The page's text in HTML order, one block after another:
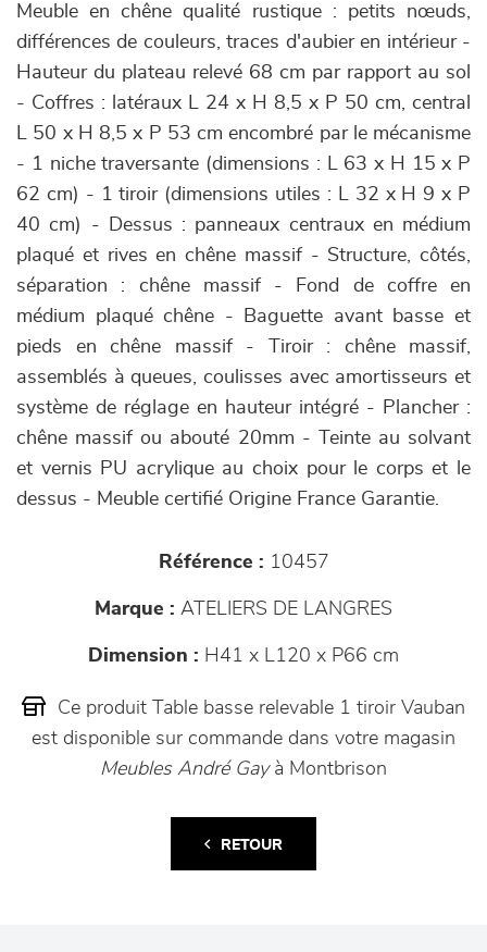
Meuble en chêne qualité rustique : petits nœuds,
différences de couleurs, traces d'aubier en intérieur -
Hauteur du plateau relevé 68 cm par rapport au sol
- Coffres : latéraux L 24 x H 8,5 x P 50 cm, central
L 50 x H 8,5 x P 53 cm encombré par le mécanisme
- 1 niche traversante (dimensions : L 63 x H 15 x P
62 cm) - 1 tiroir (dimensions utiles : L 32 x H 9 x P
40 cm) - Dessus : panneaux centraux en médium
plaqué et rives en chêne massif - Structure, côtés,
séparation : chêne massif - Fond de coffre en
médium plaqué chêne - Baguette avant basse et
pieds en chêne massif - Tiroir : chêne massif,
assemblés à queues, coulisses avec amortisseurs et
système de réglage en hauteur intégré - Plancher :
chêne massif ou abouté 20mm - Teinte au solvant
et vernis PU acrylique au choix pour le corps et le
dessus - Meuble certifié Origine France Garantie.
Référence : 10457
Marque : ATELIERS DE LANGRES
Dimension : H41 x L120 x P66 cm
Ce produit Table basse relevable 1 tiroir Vauban
est disponible sur commande dans votre magasin
Meubles André Gayà Montbrison
RETOUR